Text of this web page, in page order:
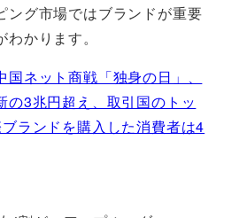
ング市場ではブランドが重要
かります。
国ネット商戦「独身の日」、
の3兆円超え、取引国のトッ
ランドを購入した消費者は4